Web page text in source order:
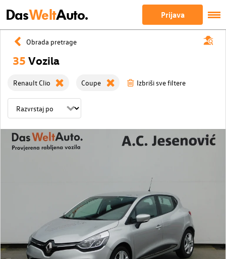
DasWeltAuto. Prijava
Obrada pretrage
35 Vozila
Renault Clio Coupe Izbriši sve filtere